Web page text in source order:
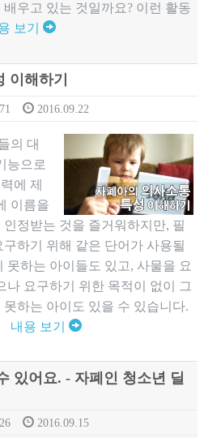
우고 있는 것일까요? 이런 활동
보기
이해하기
2016.09.22
의 대
능으로
에 제
이름을
정받는 것을 즐거워하지만, 필
하기 위해 같은 단어가 사용될
못하는 아이들도 있고, 사물을 요
나 요구하기 위한 목적이 없이 그
하는 아이도 있을 수 있습니다.
내용 보기
있어요. - 자폐인 청소년 딜
2016.09.15